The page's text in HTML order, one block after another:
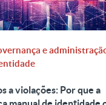
e
a violações: Por que a